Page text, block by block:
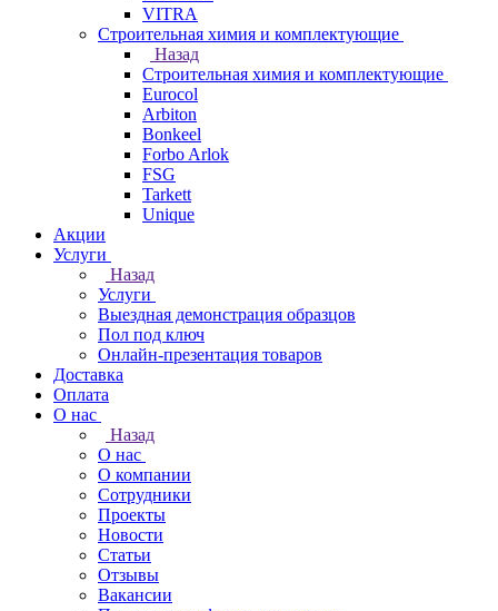
VITRA
Строительная химия и комплектующие
Назад
Строительная химия и комплектующие
Eurocol
Arbiton
Bonkeel
Forbo Arlok
FSG
Tarkett
Unique
Акции
Услуги
Назад
Услуги
Выездная демонстрация образцов
Пол под ключ
Онлайн-презентация товаров
Доставка
Оплата
О нас
Назад
О нас
О компании
Сотрудники
Проекты
Новости
Статьи
Отзывы
Вакансии